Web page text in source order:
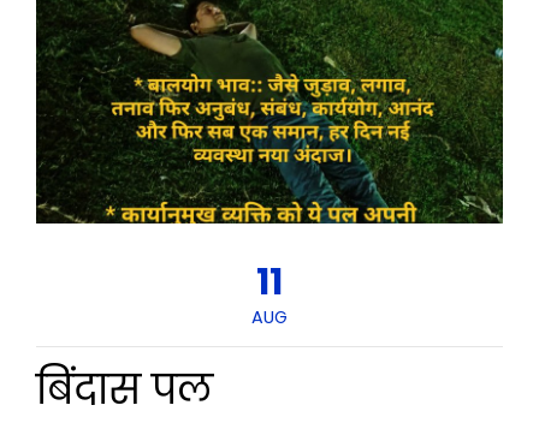
11
AUG
बिंदास पल